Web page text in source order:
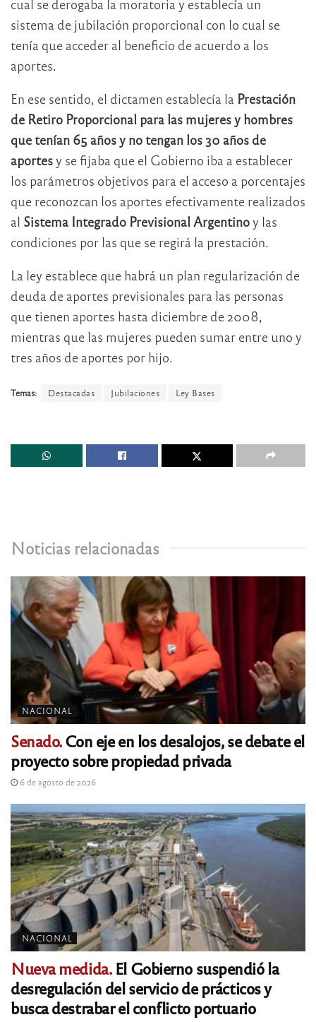
cual se derogaba la moratoria y establecía un
sistema de jubilación proporcional con lo cual se
tenía que acceder al beneficio de acuerdo a los
aportes.
En ese sentido, el dictamen establecía la Prestación
de Retiro Proporcional para las mujeres y hombres
que tenían 65 años y no tengan los 30 años de
aportesy se fijaba que el Gobierno iba a establecer
los parámetros objetivos para el acceso a porcentajes
que reconozcan los aportes efectivamente realizados
al Sistema Integrado Previsional Argentinoy las
condiciones por las que se regirá la prestación.
La ley establece que habrá un plan regularización de
deuda de aportes previsionales para las personas
que tienen aportes hasta diciembre de 2008,
mientras que las mujeres pueden sumar entre uno y
tres años de aportes por hijo.
Temas: Destacadas Jubilaciones Ley Bases
Noticias relacionadas
NACIONAL
Senado.Con eje en los desalojos, se debate el
proyecto sobre propiedad privada
6 de agosto de 2026
NACIONAL
Nueva medida.El Gobierno suspendió la
desregulación del servicio de prácticos y
busca destrabar el conflicto portuario